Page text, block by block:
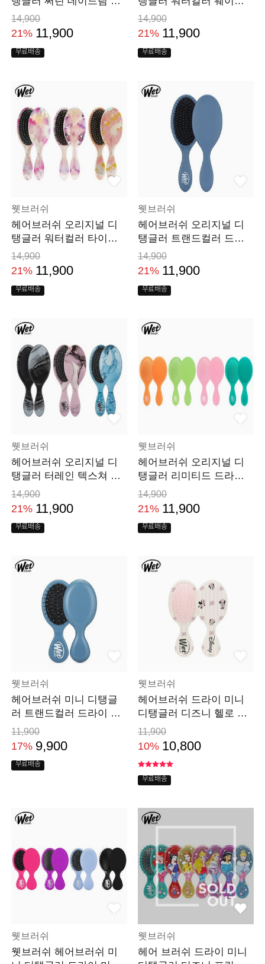
라이 머리 빗
14,900
21% 11,900
무료배송
드라이 머리 빗
14,900
21% 11,900
무료배송
웻브러쉬
헤어브러쉬 오리지널 디
탱글러 워터컬러 타이다
이 드라이 머리 빗
14,900
21% 11,900
무료배송
웻브러쉬
헤어브러쉬 오리지널 디
탱글러 트랜드컬러 드라
이 머리 빗
14,900
21% 11,900
무료배송
웻브러쉬
헤어브러쉬 오리지널 디
탱글러 터레인 텍스쳐 드
라이 머리 빗
14,900
21% 11,900
무료배송
웻브러쉬
헤어브러쉬 오리지널 디
탱글러 리미티드 드라이
머리 빗
14,900
21% 11,900
무료배송
웻브러쉬
헤어브러쉬 미니 디탱글
러 트랜드컬러 드라이 머
리 빗
11,900
17% 9,900
무료배송
웻브러쉬
헤어브러쉬 드라이 미니
디탱글러 디즈니 헬로 머
리 빗
11,900
10% 10,800
무료배송
웻브러쉬
웻브러쉬 헤어브러쉬 미
웻브러쉬
헤어 브러쉬 드라이 미니